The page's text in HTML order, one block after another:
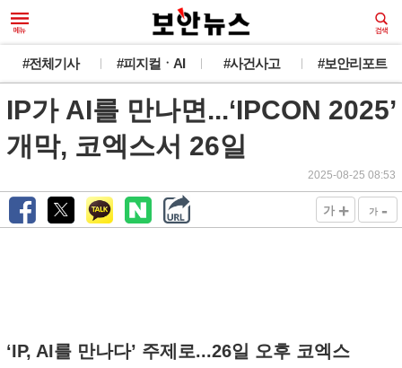
#전체기사 #피지컬ㆍAI #사건사고 #보안리포트
IP가 AI를 만나면...‘IPCON 2025’
개막, 코엑스서 26일
2025-08-25 08:53
가 + 가 -
‘IP, AI를 만나다’ 주제로...26일 오후 코엑스